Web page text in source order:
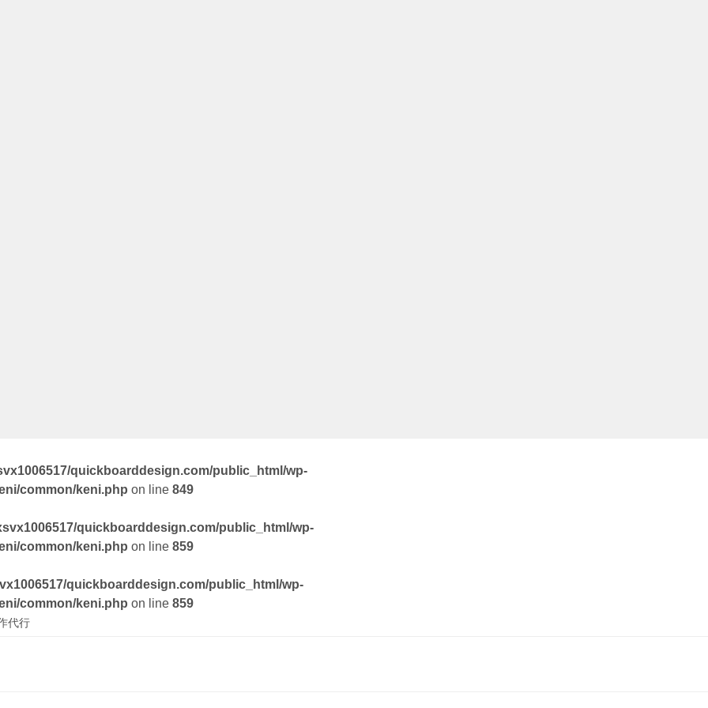
quickboarddesign.com/public_html/wp-
common/keni.php on line 849
quickboarddesign.com/public_html/wp-
common/keni.php on line 859
quickboarddesign.com/public_html/wp-
common/keni.php on line 859
代行